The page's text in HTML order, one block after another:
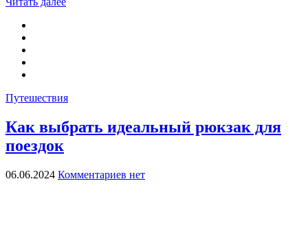
Путешествия
Как выбрать идеальный рюкзак для
поездок
06.06.2024 Комментариев нет